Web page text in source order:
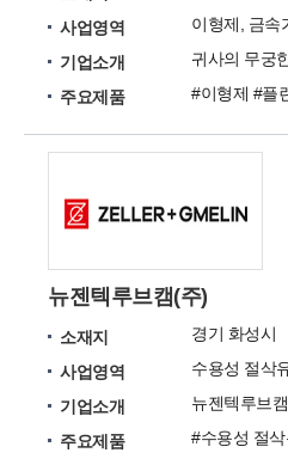
사업영역
기업소개
주요제품
뉴젠텍루브캠(주)
소재지
경기 화성시
사업영역
기업소개
주요제품